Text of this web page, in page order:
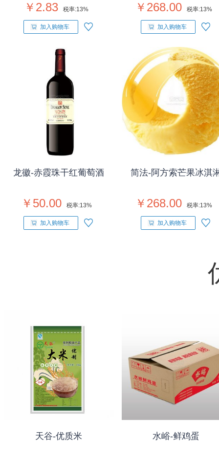
￥2.83 税率:13%
加入购物车
￥268.00 税率:13%
加入购物车
龙徽-赤霞珠干红葡萄酒
￥50.00 税率:13%
加入购物车
简法-阿方索芒果冰淇
￥268.00 税率:13%
加入购物车
天谷-优质米 水峪-鲜鸡蛋